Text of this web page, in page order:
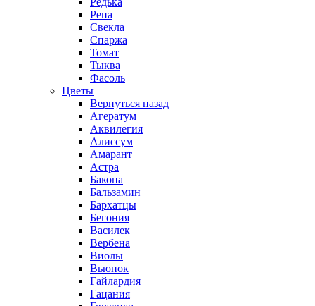
Репа
Свекла
Спаржа
Томат
Тыква
Фасоль
Цветы
Вернуться назад
Агератум
Аквилегия
Алиссум
Амарант
Астра
Бакопа
Бальзамин
Бархатцы
Бегония
Василек
Вербена
Виолы
Вьюнок
Гайлардия
Гацания